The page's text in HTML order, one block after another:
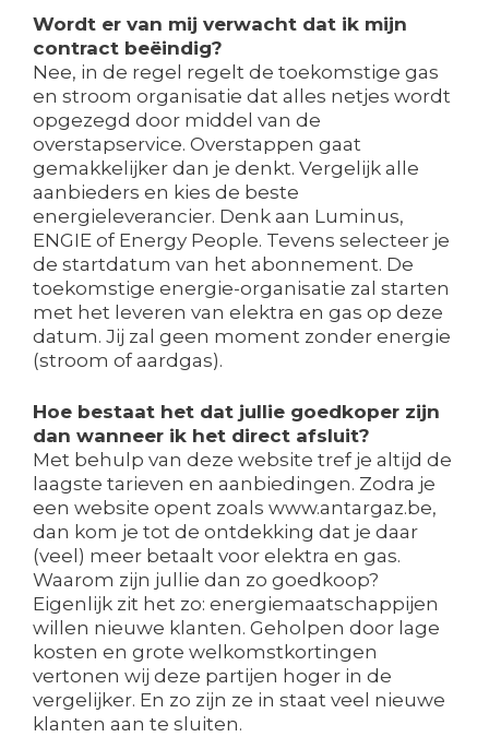
Wordt er van mij verwacht dat ik mijn
contract beëindig?
Nee, in de regel regelt de toekomstige gas
en stroom organisatie dat alles netjes wordt
opgezegd door middel van de
overstapservice. Overstappen gaat
gemakkelijker dan je denkt. Vergelijk alle
aanbieders en kies de beste
energieleverancier. Denk aan Luminus,
ENGIE of Energy People. Tevens selecteer je
de startdatum van het abonnement. De
toekomstige energie-organisatie zal starten
met het leveren van elektra en gas op deze
datum. Jij zal geen moment zonder energie
(stroom of aardgas).
Hoe bestaat het dat jullie goedkoper zijn
dan wanneer ik het direct afsluit?
Met behulp van deze website tref je altijd de
laagste tarieven en aanbiedingen. Zodra je
een website opent zoals www.antargaz.be,
dan kom je tot de ontdekking dat je daar
(veel) meer betaalt voor elektra en gas.
Waarom zijn jullie dan zo goedkoop?
Eigenlijk zit het zo: energiemaatschappijen
willen nieuwe klanten. Geholpen door lage
kosten en grote welkomstkortingen
vertonen wij deze partijen hoger in de
vergelijker. En zo zijn ze in staat veel nieuwe
klanten aan te sluiten.